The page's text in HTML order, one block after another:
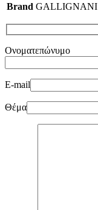
Brand GALLIGNANI
Ονοματεπώνυμο
E-mail
Θέμα